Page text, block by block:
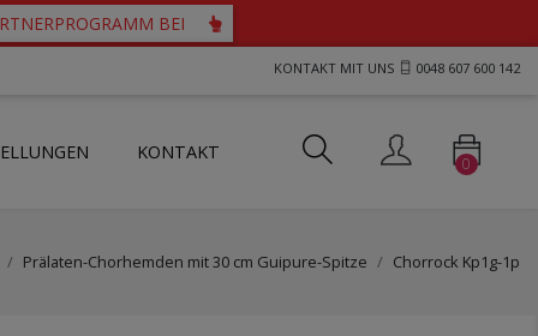
BEI
KONTAKT MIT UNS 0048 607 600 142
KONTAKT
0
Prälaten-Chorhemden mit 30 cm Guipure-Spitze Chorrock Kp1g-1p